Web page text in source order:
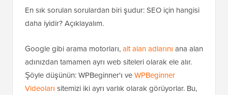
En sık sorulan sorulardan biri şudur: SEO için hangisi
daha iyidir? Açıklayalım.
Google gibi arama motorları,alt alan adlarını ana alan
adınızdan tamamen ayrı web siteleri olarak ele alır.
Şöyle düşünün: WPBeginner'ı veWPBeginner
Videoları sitemizi iki ayrı varlık olarak görüyorlar. Bu,